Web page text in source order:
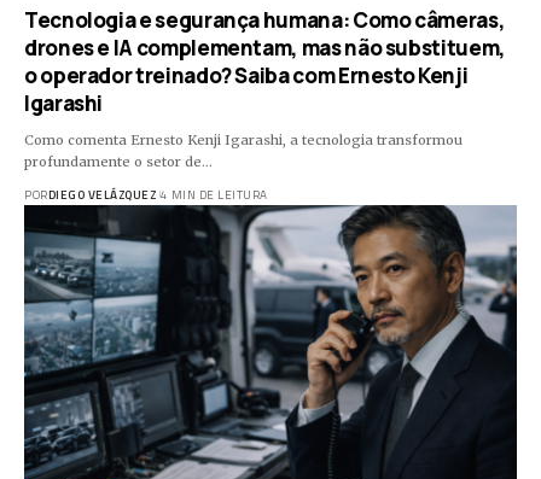
Tecnologia e segurança humana: Como câmeras,
drones e IA complementam, mas não substituem,
o operador treinado? Saiba com Ernesto Kenji
Igarashi
Como comenta Ernesto Kenji Igarashi, a tecnologia transformou
profundamente o setor de…
PORDIEGO VELÁZQUEZ 4 MIN DE LEITURA